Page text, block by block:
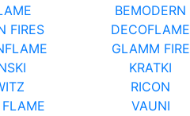
BEMODERN
FIRES DECOFLAME
GLAMM FIRE
KRATKI
RICON
VAUNI